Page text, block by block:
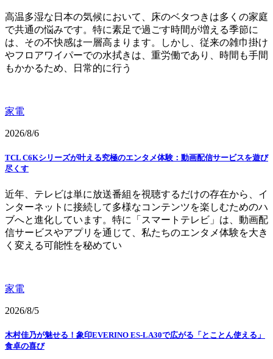
高温多湿な日本の気候において、床のベタつきは多くの家庭
で共通の悩みです。特に素足で過ごす時間が増える季節に
は、その不快感は一層高まります。しかし、従来の雑巾掛け
やフロアワイパーでの水拭きは、重労働であり、時間も手間
もかかるため、日常的に行う
家電
2026/8/6
TCL C6Kシリーズが叶える究極のエンタメ体験：動画配信サービスを遊び
尽くす
近年、テレビは単に放送番組を視聴するだけの存在から、イ
ンターネットに接続して多様なコンテンツを楽しむためのハ
ブへと進化しています。特に「スマートテレビ」は、動画配
信サービスやアプリを通じて、私たちのエンタメ体験を大き
く変える可能性を秘めてい
家電
2026/8/5
木村佳乃が魅せる！象印EVERINO ES-LA30で広がる「とことん使える」
食卓の喜び